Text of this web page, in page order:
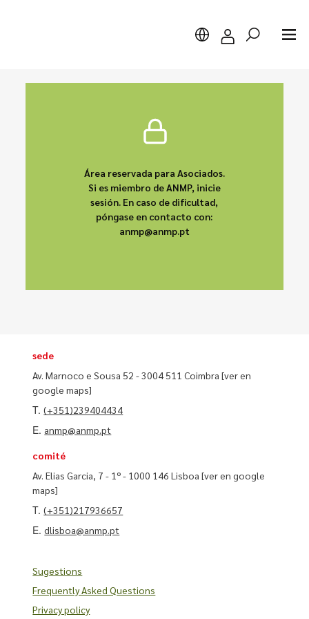
Área reservada para Asociados.
Si es miembro de ANMP, inicie
sesión. En caso de dificultad,
póngase en contacto con:
anmp@anmp.pt
sede
Av. Marnoco e Sousa 52 - 3004 511 Coimbra[ver en
google maps]
T.(+351)239404434
E. anmp@anmp.pt
comité
Av. Elias Garcia, 7 - 1º - 1000 146 Lisboa[ver en google
maps]
T.(+351)217936657
E.dlisboa@anmp.pt
Sugestions
Frequently Asked Questions
Privacy policy